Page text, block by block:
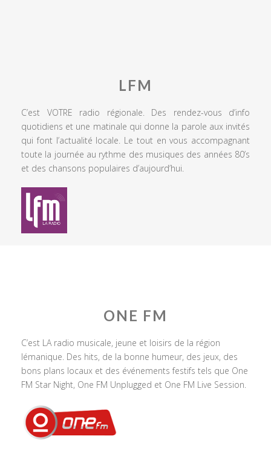
LFM
C’est VOTRE radio régionale. Des rendez-vous d’info
quotidiens et une matinale qui donne la parole aux invités
qui font l’actualité locale. Le tout en vous accompagnant
toute la journée au rythme des musiques des années 80’s
et des chansons populaires d’aujourd’hui.
ONE FM
C’est LA radio musicale, jeune et loisirs de la région
lémanique. Des hits, de la bonne humeur, des jeux, des
bons plans locaux et des événements festifs tels que One
FM Star Night, One FM Unplugged et One FM Live Session.